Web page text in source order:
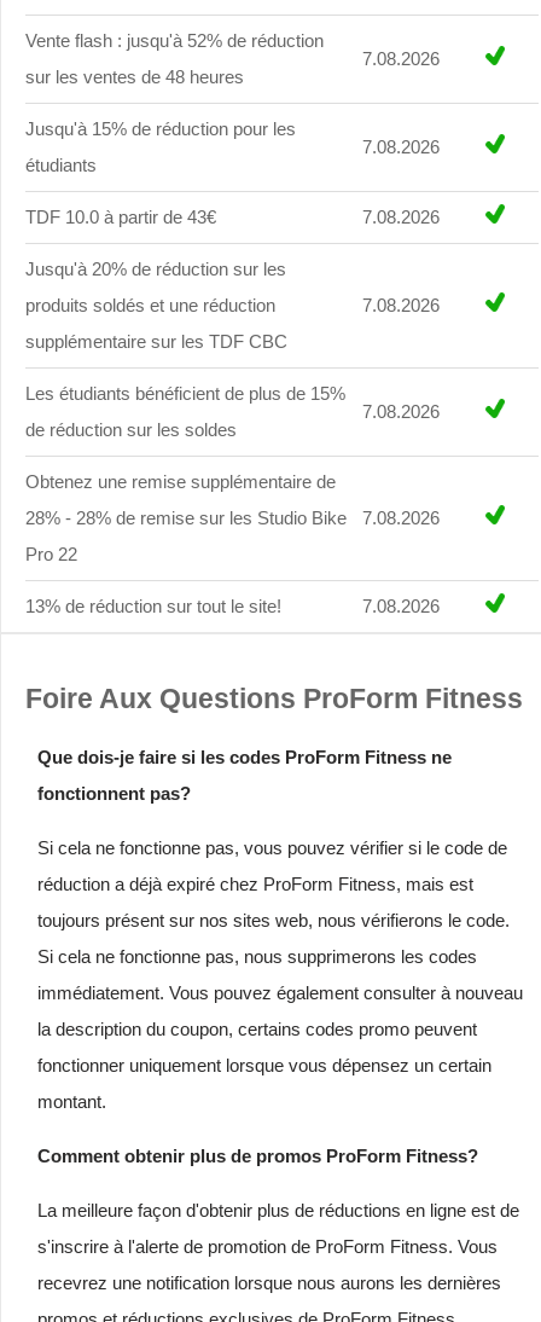
Vente flash : jusqu'à 52% de réduction
sur les ventes de 48 heures
7.08.2026
Jusqu'à 15% de réduction pour les
étudiants
7.08.2026
TDF 10.0 à partir de 43€ 7.08.2026
Jusqu'à 20% de réduction sur les
produits soldés et une réduction
supplémentaire sur les TDF CBC
7.08.2026
Les étudiants bénéficient de plus de 15%
de réduction sur les soldes
7.08.2026
Obtenez une remise supplémentaire de
28% - 28% de remise sur les Studio Bike
Pro 22
7.08.2026
13% de réduction sur tout le site! 7.08.2026
Foire Aux Questions ProForm Fitness
Que dois-je faire si les codes ProForm Fitness ne
fonctionnent pas?
Si cela ne fonctionne pas, vous pouvez vérifier si le code de
réduction a déjà expiré chez ProForm Fitness, mais est
toujours présent sur nos sites web, nous vérifierons le code.
Si cela ne fonctionne pas, nous supprimerons les codes
immédiatement. Vous pouvez également consulter à nouveau
la description du coupon, certains codes promo peuvent
fonctionner uniquement lorsque vous dépensez un certain
montant.
Comment obtenir plus de promos ProForm Fitness?
La meilleure façon d'obtenir plus de réductions en ligne est de
s'inscrire à l'alerte de promotion de ProForm Fitness. Vous
recevrez une notification lorsque nous aurons les dernières